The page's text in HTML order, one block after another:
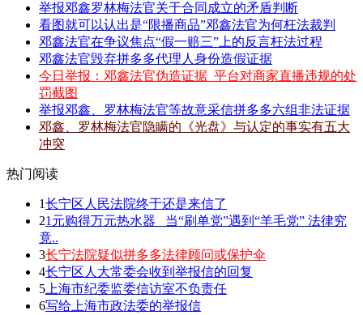
举报邓鑫罗林梅法官关于合同成立的矛盾判断
看图就可以认出是“限播商品”邓鑫法官为何枉法裁判
邓鑫法官在争议焦点“假一赔三”上的反言枉法过程
邓鑫法官毁弃拼多多代理人身份造假证据
今日举报：邓鑫法官伪造证据_平台对商家直播违规的处
罚截图
举报邓鑫、罗林梅法官等故意采信拼多多六组非法证据
邓鑫、罗林梅法官隐瞒的《光盘》与认定的事实有五大
冲突
热门阅读
1长宁区人民法院终于还是来信了
21元购得万元热水器 _当“刷单党”遇到“羊毛党” 法律究
竟..
3长宁法院疑似拼多多法律顾问或保护伞
4长宁区人大常委会收到举报信的回复
5 上海市纪委监委信访室不负责任
6写给上海市政法委的举报信